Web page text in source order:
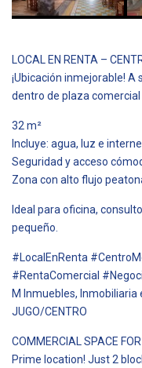
LOCAL EN RENTA –
¡Ubicación inmejorable! A
dentro de plaza comercial
32 m²
Incluye: agua, luz e
Seguridad y acceso
Zona con alto flujo
Ideal para oficina,
pequeño.
#LocalEnRenta
#RentaComercial
M Inmuebles, Inmobiliaria
JUGO/CENTRO
COMMERCIAL SPACE
Prime location! Just 2